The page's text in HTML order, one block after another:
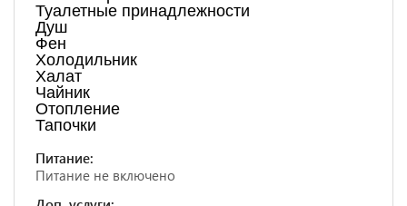
Туалетные принадлежности
Душ
Фен
Холодильник
Халат
Чайник
Отопление
Тапочки
Питание:
Питание не включено